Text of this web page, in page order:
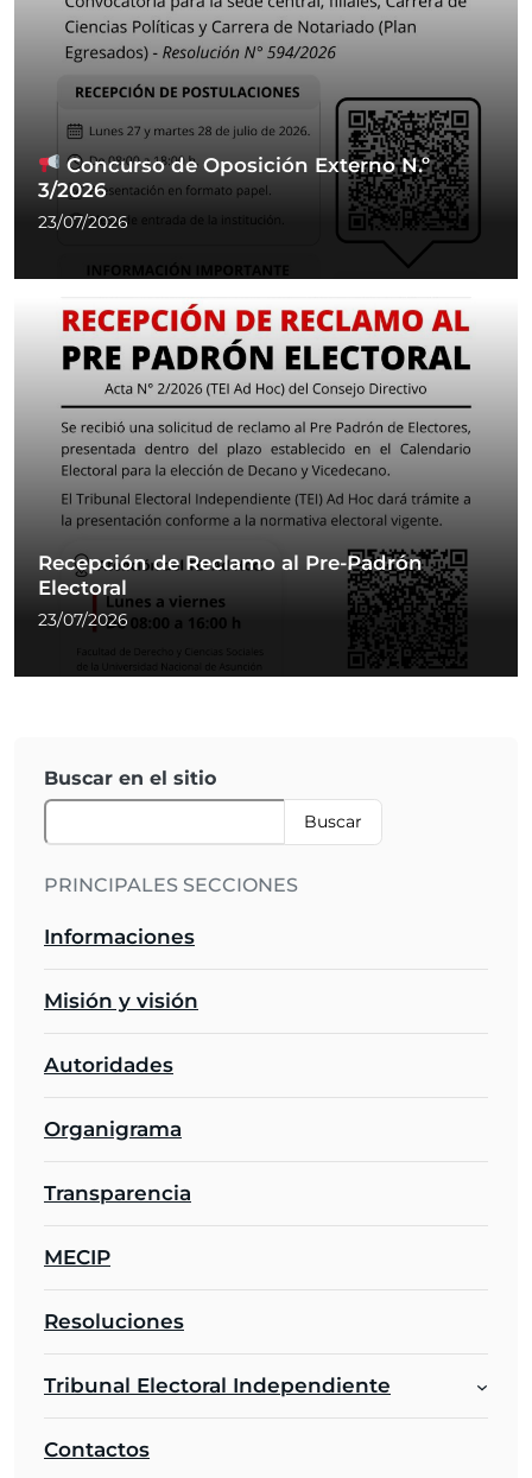
Concurso de Oposición Externo N.º
3/2026
23/07/2026
Recepción de Reclamo al Pre-Padrón
Electoral
23/07/2026
Buscar en el sitio
Buscar
PRINCIPALES SECCIONES
Informaciones
Misión y visión
Autoridades
Organigrama
Transparencia
MECIP
Resoluciones
Tribunal Electoral Independiente
Contactos